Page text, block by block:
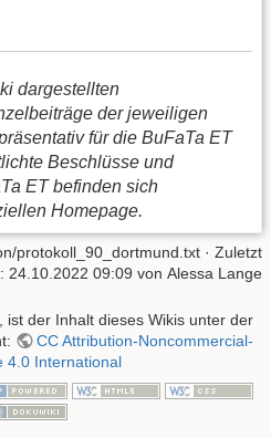
dargestellten
der jeweiligen
für die BuFaTa ET
Beschlüsse und
ET befinden sich
Homepage.
protokoll_90_dortmund.txt · Zuletzt
24.10.2022 09:09 von Alessa Lange
ist der Inhalt dieses Wikis unter der
CC Attribution-Noncommercial-
4.0 International